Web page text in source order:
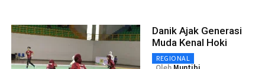
Danik Ajak Generasi
Muda Kenal Hoki
REGIONAL